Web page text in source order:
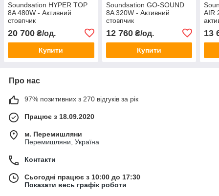
Soundsation HYPER TOP
8A 480W - Активний
стовпчик
20 700 ₴/од.
Купити
Soundsation GO-SOUND
8A 320W - Активний
стовпчик
12 760₴/од.
Купити
AIR
13
Про нас
97% позитивних з 270 відгуків за рік
Працює з 18.09.2020
м. Перемишляни
Перемишляни, Україна
Контакти
Сьогодні працює з 10:00 до 17:30
Показати весь графік роботи